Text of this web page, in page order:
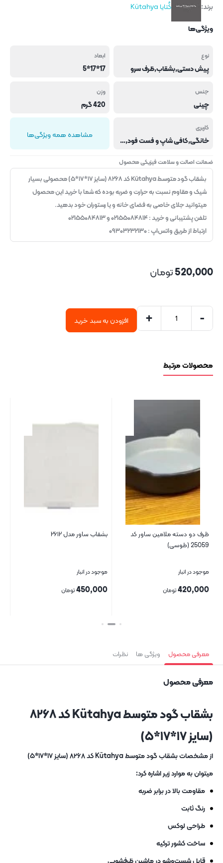
برند:
کُتایا Kütahya
ویژگی‌ها
نوع
پیش دستی,بشقاب,ظرف سرو
ابعاد
17*17*5
جنس
چینی
وزن
420 گرم
کاربری
خانگی,کافی شاپ و فست فود,هتل و رستوران مشاهده همه ویژگی‌ها
ضمانت اصالت و سلامت فیزیکی محصول
بشقاب گود متوسط Kütahya کد ۸۲۶۸ (سایز ۱۷*۱۷*۵) محصولی بسیار
شیک و مقاوم نسبت به حرارت و ضربه بوده که شما با خرید این محصول
میتوانید جلای خاصی به فضای خانه و یا رستوران خود بدهید.
تلفن پشتیبانی و خرید : ۰۲۱۵۵۰۸۴۸۱۴ و ۰۲۱۵۵۰۸۴۸۱۳
ارتباط از طریق واتس‌اپ : ۰۹۳۰۳۲۳۲۱۳۰
520,000تومان
-
+ افزودن به سبد خرید
محصولات مرتبط
ظرف دو دسته ملامین ساور کد
25059 (طوسی)
موجود در انبار
420,000تومان
بشقاب ساور مدل ۲۶۱۲
موجود در انبار
450,000تومان
بستن
معرفی محصول ویژگی ها نظرات
معرفی محصول
بشقاب گود متوسط Kütahya کد ۸۲۶۸
(سایز ۱۷*۱۷*۵)
از مشخصات بشقاب گود متوسط Kütahya کد ۸۲۶۸ (سایز ۱۷*۱۷*۵)
میتوان به موارد زیر اشاره کرد:
مقاومت بالا در برابر ضربه
رنگ ثابت
طراحی لوکس
ساخت کشور ترکیه